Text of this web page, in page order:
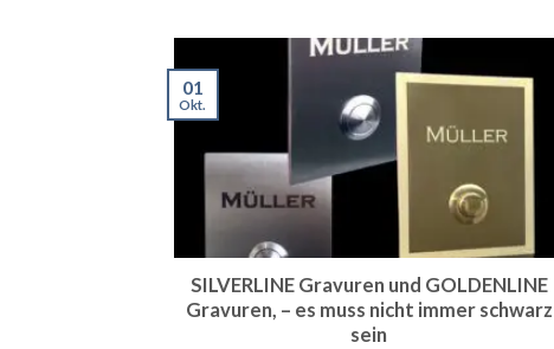
SILVERLINE Gravuren und GOLDENLINE
Gravuren, – es muss nicht immer schwarz
sein
01
Okt.